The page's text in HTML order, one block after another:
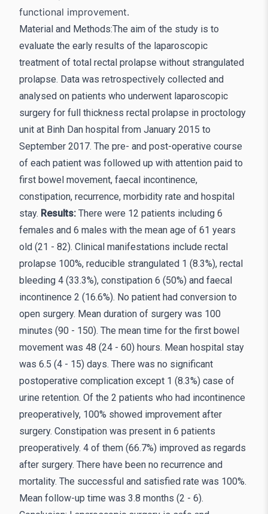
functional improvement.
Material and Methods:The aim of the study is to
evaluate the early results of the laparoscopic
treatment of total rectal prolapse without strangulated
prolapse. Data was retrospectively collected and
analysed on patients who underwent laparoscopic
surgery for full thickness rectal prolapse in proctology
unit at Binh Dan hospital from January 2015 to
September 2017. The pre- and post-operative course
of each patient was followed up with attention paid to
first bowel movement, faecal incontinence,
constipation, recurrence, morbidity rate and hospital
stay. Results: There were 12 patients including 6
females and 6 males with the mean age of 61 years
old (21 - 82). Clinical manifestations include rectal
prolapse 100%, reducible strangulated 1 (8.3%), rectal
bleeding 4 (33.3%), constipation 6 (50%) and faecal
incontinence 2 (16.6%). No patient had conversion to
open surgery. Mean duration of surgery was 100
minutes (90 - 150). The mean time for the first bowel
movement was 48 (24 - 60) hours. Mean hospital stay
was 6.5 (4 - 15) days. There was no significant
postoperative complication except 1 (8.3%) case of
urine retention. Of the 2 patients who had incontinence
preoperatively, 100% showed improvement after
surgery. Constipation was present in 6 patients
preoperatively. 4 of them (66.7%) improved as regards
after surgery. There have been no recurrence and
mortality. The successful and satisfied rate was 100%.
Mean follow-up time was 3.8 months (2 - 6).